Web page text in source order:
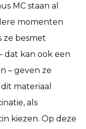
MC staan al
momenten
ze besmet
dat kan ook een
– geven ze
materiaal
als
kiezen. Op deze